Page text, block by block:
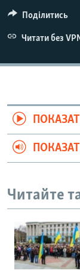
Поділитись
Читати без
Читайте